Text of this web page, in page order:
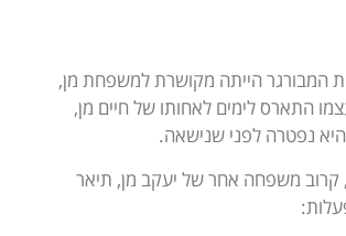
המבורגר הייתה מקושרת למשפחת מן,
התארס לימים לאחותו של חיים מן,
נפטרה לפני שנישאה.
קרוב משפחה אחר של יעקב מן, תיאר